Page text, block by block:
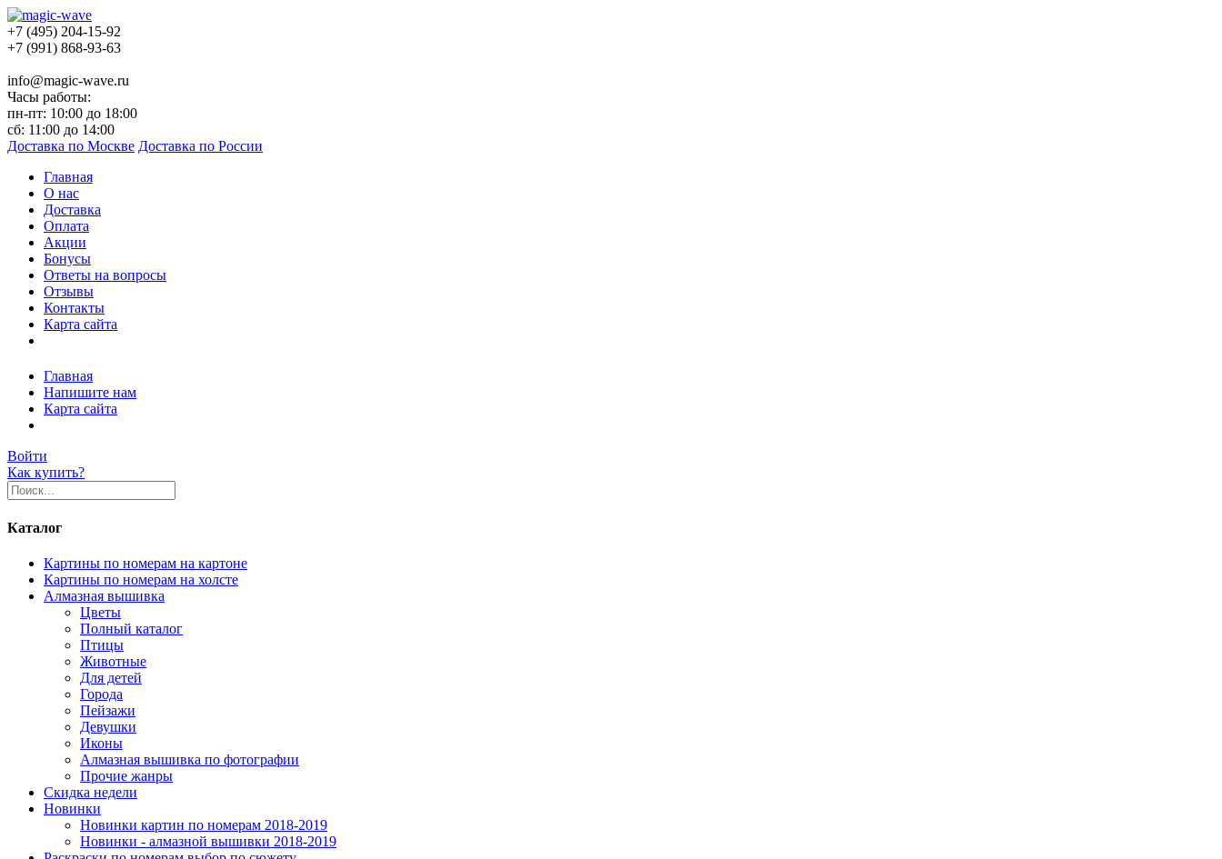
+7 (495) 204-15-92
+7 (991) 868-93-63
info@magic-wave.ru
Часы работы:
пн-пт: 10:00 до 18:00
сб: 11:00 до 14:00
Доставка по Москве Доставка по России
Главная
О нас
Доставка
Оплата
Акции
Бонусы
Ответы на вопросы
Отзывы
Контакты
Карта сайта
Главная
Напишите нам
Карта сайта
Войти
Как купить?
Каталог
Картины по номерам на картоне
Картины по номерам на холсте
Алмазная вышивка
Цветы
Полный каталог
Птицы
Животные
Для детей
Города
Пейзажи
Девушки
Иконы
Алмазная вышивка по фотографии
Прочие жанры
Скидка недели
Новинки
Новинки картин по номерам 2018-2019
Новинки - алмазной вышивки 2018-2019